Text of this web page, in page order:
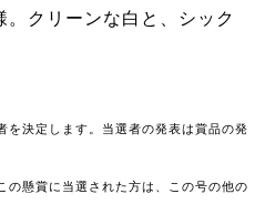
。クリーンな白と、シック
を決定します。当選者の発表は賞品の発
の懸賞に当選された方は、この号の他の